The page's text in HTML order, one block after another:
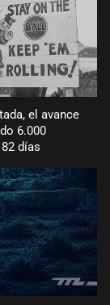
el avance
6.000
días